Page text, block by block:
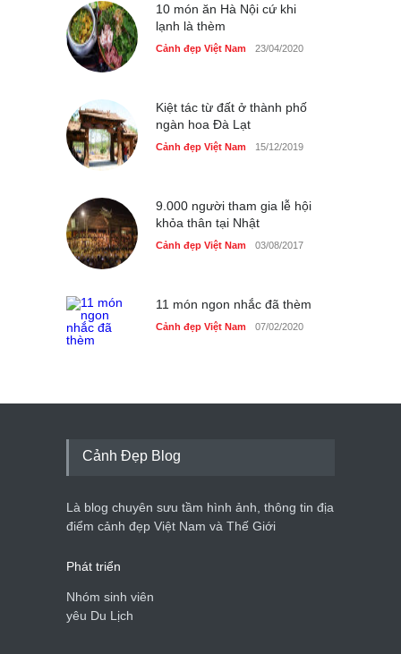
10 món ăn Hà Nội cứ khi
lạnh là thèm
Cảnh đẹp Việt Nam 23/04/2020
Kiệt tác từ đất ở thành phố
ngàn hoa Đà Lạt
Cảnh đẹp Việt Nam 15/12/2019
9.000 người tham gia lễ hội
khỏa thân tại Nhật
Cảnh đẹp Việt Nam 03/08/2017
11 món ngon nhắc đã thèm
Cảnh đẹp Việt Nam 07/02/2020
Cảnh Đẹp Blog
Là blog chuyên sưu tầm hình ảnh, thông tin địa
điểm cảnh đẹp Việt Nam và Thế Giới
Phát triển
Nhóm sinh viên
yêu Du Lịch